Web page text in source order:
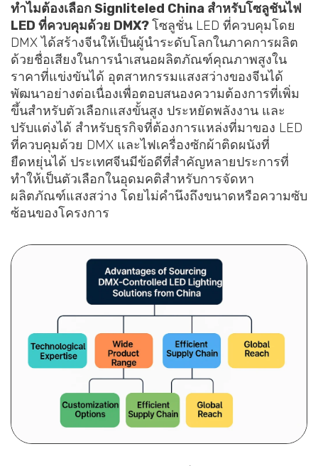
ทำไมต้องเลือก Signliteled China สำหรับโซลูชันไฟ
LED ที่ควบคุมด้วย DMX?โซลูชั่น LED ที่ควบคุมโดย
DMX ได้สร้างจีนให้เป็นผู้นำระดับโลกในภาคการผลิต
ด้วยชื่อเสียงในการนำเสนอผลิตภัณฑ์คุณภาพสูงใน
ราคาที่แข่งขันได้ อุตสาหกรรมแสงสว่างของจีนได้
พัฒนาอย่างต่อเนื่องเพื่อตอบสนองความต้องการที่เพิ่ม
ขึ้นสำหรับตัวเลือกแสงขั้นสูง ประหยัดพลังงาน และ
ปรับแต่งได้ สำหรับธุรกิจที่ต้องการแหล่งที่มาของ LED
ที่ควบคุมด้วย DMX และไฟเครื่องซักผ้าติดผนังที่
ยืดหยุ่นได้ ประเทศจีนมีข้อดีที่สำคัญหลายประการที่
ทำให้เป็นตัวเลือกในอุดมคติสำหรับการจัดหา
ผลิตภัณฑ์แสงสว่าง โดยไม่คำนึงถึงขนาดหรือความซับ
ซ้อนของโครงการ